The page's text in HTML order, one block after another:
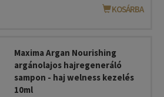
KOSÁRBA
Maxima Argan Nourishing
argánolajos hajregeneráló
sampon - haj welness kezelés
10ml